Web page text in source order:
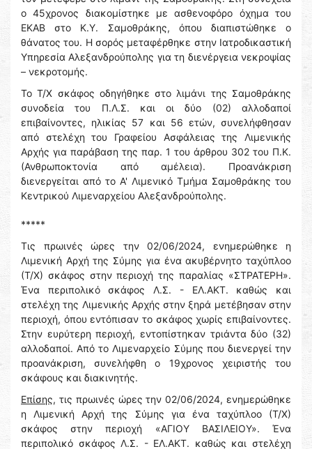
ο 45χρονος διακομίστηκε με ασθενοφόρο όχημα του
ΕΚΑΒ στο Κ.Υ. Σαμοθράκης, όπου διαπιστώθηκε ο
θάνατος του. Η σορός μεταφέρθηκε στην Ιατροδικαστική
Υπηρεσία Αλεξανδρούπολης για τη διενέργεια νεκροψίας
– νεκροτομής.
Το Τ/Χ σκάφος οδηγήθηκε στο λιμάνι της Σαμοθράκης
συνοδεία του Π.Λ.Σ. και οι δύο (02) αλλοδαποί
επιβαίνοντες, ηλικίας 57 και 56 ετών, συνελήφθησαν
από στελέχη του Γραφείου Ασφάλειας της Λιμενικής
Αρχής για παράβαση της παρ. 1 του άρθρου 302 του Π.Κ.
(Ανθρωποκτονία από αμέλεια). Προανάκριση
διενεργείται από το Α' Λιμενικό Τμήμα Σαμοθράκης του
Κεντρικού Λιμεναρχείου Αλεξανδρούπολης.
*****
Τις πρωινές ώρες την 02/06/2024, ενημερώθηκε η
Λιμενική Αρχή της Σύμης για ένα ακυβέρνητο ταχύπλοο
(Τ/Χ) σκάφος στην περιοχή της παραλίας «ΣΤΡΑΤΕΡΗ».
Ένα περιπολικό σκάφος Λ.Σ. - ΕΛ.ΑΚΤ. καθώς και
στελέχη της Λιμενικής Αρχής στην ξηρά μετέβησαν στην
περιοχή, όπου εντόπισαν το σκάφος χωρίς επιβαίνοντες.
Στην ευρύτερη περιοχή, εντοπίστηκαν τριάντα δύο (32)
αλλοδαποί. Από το Λιμεναρχείο Σύμης που διενεργεί την
προανάκριση, συνελήφθη ο 19χρονος χειριστής του
σκάφους και διακινητής.
Επίσης, τις πρωινές ώρες την 02/06/2024, ενημερώθηκε
η Λιμενική Αρχή της Σύμης για ένα ταχύπλοο (Τ/Χ)
σκάφος στην περιοχή «ΑΓΙΟΥ ΒΑΣΙΛΕΙΟΥ». Ένα
περιπολικό σκάφος Λ.Σ. - ΕΛ.ΑΚΤ. καθώς και στελέχη